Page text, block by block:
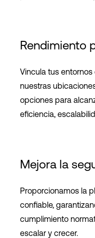
Rendimiento
Vincula tus
nuestras
opciones para
eficiencia,
Mejora la
Proporcionamos la
confiable,
cumplimiento
escalar y crecer.